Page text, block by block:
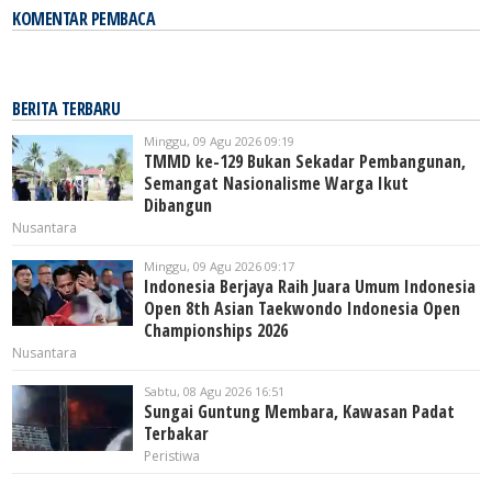
KOMENTAR PEMBACA
BERITA TERBARU
Minggu, 09 Agu 2026 09:19
TMMD ke-129 Bukan Sekadar Pembangunan,
Semangat Nasionalisme Warga Ikut
Dibangun
Nusantara
Minggu, 09 Agu 2026 09:17
Indonesia Berjaya Raih Juara Umum Indonesia
Open 8th Asian Taekwondo Indonesia Open
Championships 2026
Nusantara
Sabtu, 08 Agu 2026 16:51
Sungai Guntung Membara, Kawasan Padat
Terbakar
Peristiwa